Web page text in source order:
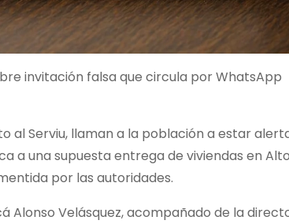
invitación falsa que circula por WhatsApp
al Serviu, llaman a la población a estar
a una supuesta entrega de viviendas en Alto
por las autoridades.
Alonso Velásquez, acompañado de la